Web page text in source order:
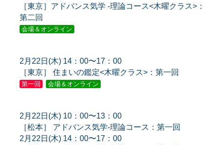
［東京］アドバンス気学 -理論コース<木曜クラス>：
第二回
会場＆オンライン
2月22日(木) 14：00〜17：00
［東京］ 住まいの鑑定<木曜クラス>：第一回
第一回 会場＆オンライン
2月22日(木) 10：00〜13：00
［松本］ アドバンス気学-理論コース：第一回
2月22日(木) 14：00〜17：00